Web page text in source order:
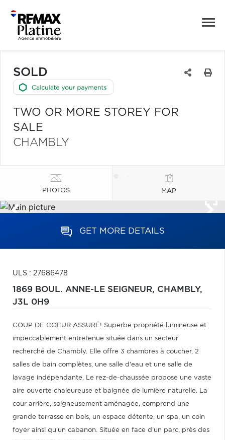
SOLD
TWO OR MORE STOREY FOR
SALE
CHAMBLY
PHOTOS MAP
GET MORE DETAILS
ULS : 27686478
1869 BOUL. ANNE-LE SEIGNEUR, CHAMBLY,
J3L 0H9
COUP DE COEUR ASSURÉ! Superbe propriété lumineuse et
impeccablement entretenue située dans un secteur
recherché de Chambly. Elle offre 3 chambres à coucher, 2
salles de bain complètes, une salle d'eau et une salle de
lavage indépendante. Le rez-de-chaussée propose une vaste
aire ouverte chaleureuse et baignée de lumière naturelle. La
cour arrière, soigneusement aménagée, comprend une
grande terrasse en bois, un espace détente, un spa, un coin
foyer ainsi qu'un cabanon. Située en face d'un parc, près des